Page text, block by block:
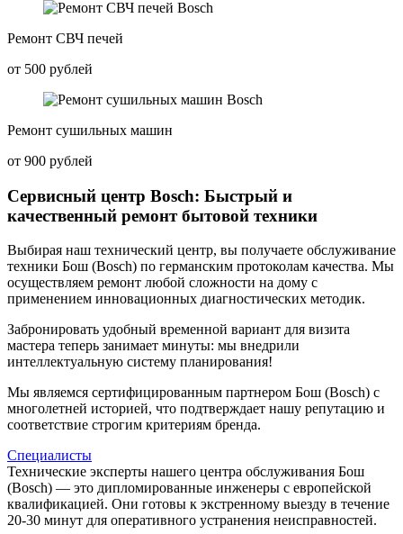
Ремонт СВЧ печей
от 500 рублей
Ремонт сушильных машин
от 900 рублей
Сервисный центр Bosch: Быстрый и
качественный ремонт бытовой техники
Выбирая наш технический центр, вы получаете обслуживание
техники Бош (Bosch) по германским протоколам качества. Мы
осуществляем ремонт любой сложности на дому с
применением инновационных диагностических методик.
Забронировать удобный временной вариант для визита
мастера теперь занимает минуты: мы внедрили
интеллектуальную систему планирования!
Мы являемся сертифицированным партнером Бош (Bosch) с
многолетней историей, что подтверждает нашу репутацию и
соответствие строгим критериям бренда.
Специалисты
Технические эксперты нашего центра обслуживания Бош
(Bosch) — это дипломированные инженеры с европейской
квалификацией. Они готовы к экстренному выезду в течение
20-30 минут для оперативного устранения неисправностей.